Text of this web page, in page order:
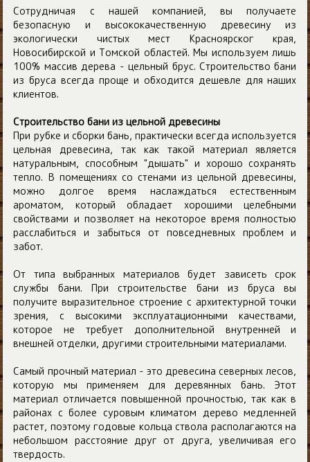
Сотрудничая с нашей компанией, вы получаете
безопасную и высококачественную древесину из
экологически чистых мест Красноярског края,
Новосибирской и Томской областей. Мы используем лишь
100% массив дерева - цельный брус. Cтроительство бани
из бруса всегда проще и обходится дешевле для наших
клиентов.
Строительство бани из цельной древесины
При рубке и сборки бань, практически всегда используется
цельная древесина, так как такой материал является
натуральным, способным "дышать" и хорошо сохранять
тепло. В помещениях со стенами из цельной древесины,
можно долгое время наслаждаться естественным
ароматом, который обладает хорошими целебными
свойствами и позволяет на некоторое время полностью
расслабиться и забыться от повседневных проблем и
забот.
От типа выбранных материалов будет зависеть срок
службы бани. При строительстве бани из бруса вы
получите выразительное строение с архитектурной точки
зрения, с высокими эксплуатационными качествами,
которое не требует дополнительной внутренней и
внешней отделки, другими строительными материалами.
Самый прочный материал - это древесина северных лесов,
которую мы применяем для деревянных бань. Этот
материал отличается повышенной прочностью, так как в
районах с более суровым климатом дерево медленней
растет, поэтому годовые кольца ствола располагаются на
небольшом расстояние друг от друга, увеличивая его
твердость.